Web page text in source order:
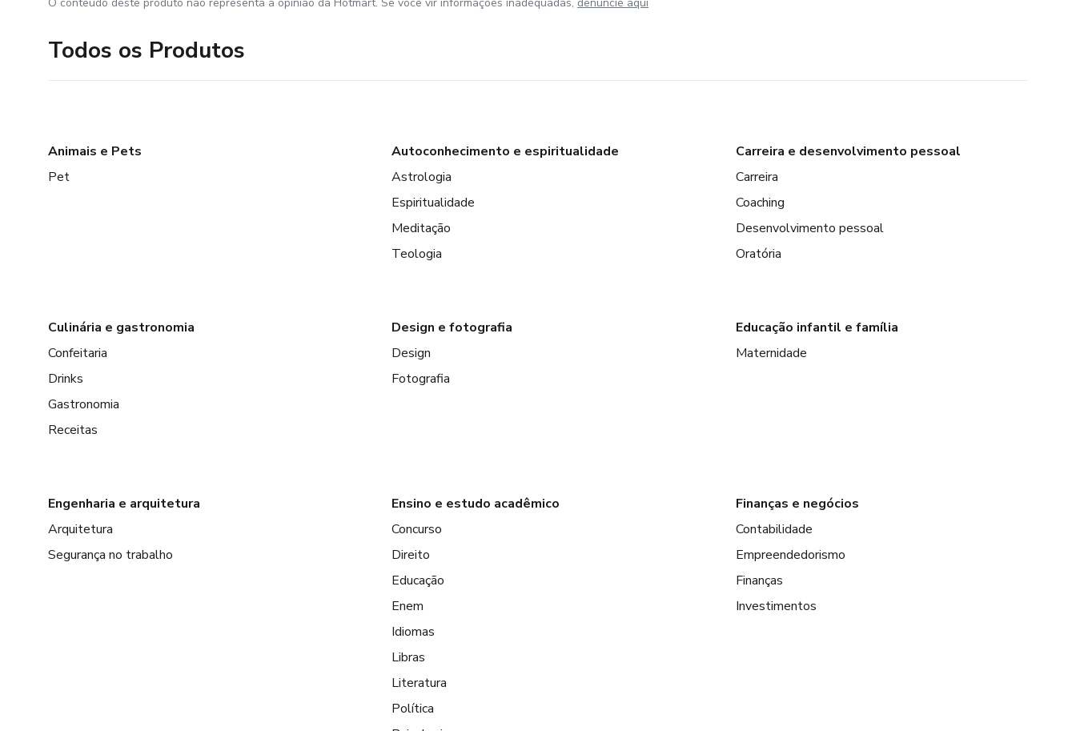
Todos os Produtos
Animais e Pets
Pet
Autoconhecimento e espiritualidade
Astrologia
Espiritualidade
Meditação
Teologia
Carreira e desenvolvimento pessoal
Carreira
Coaching
Desenvolvimento pessoal
Oratória
Culinária e gastronomia
Confeitaria
Drinks
Gastronomia
Receitas
Design e fotografia
Design
Fotografia
Educação infantil e família
Maternidade
Engenharia e arquitetura
Arquitetura
Segurança no trabalho
Ensino e estudo acadêmico
Concurso
Direito
Educação
Enem
Idiomas
Libras
Literatura
Política
Finanças e negócios
Contabilidade
Empreendedorismo
Finanças
Investimentos